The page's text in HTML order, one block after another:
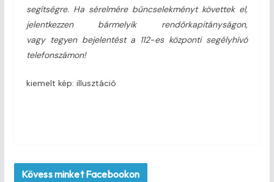
segítségre. Ha sérelmére bűncselekményt követtek el,
jelentkezzen bármelyik rendőrkapitányságon,
vagy tegyen bejelentést a 112-es központi segélyhívó
telefonszámon!
kiemelt kép: illusztáció
Kövess minket Facebookon